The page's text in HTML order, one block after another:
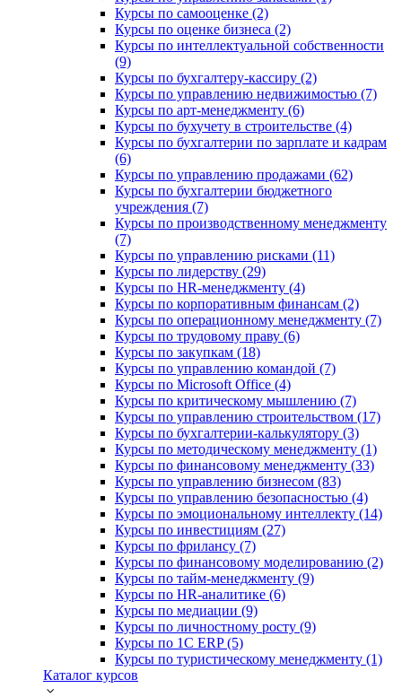
Курсы по самооценке (2)
Курсы по оценке бизнеса (2)
Курсы по интеллектуальной собственности
(9)
Курсы по бухгалтеру-кассиру (2)
Курсы по управлению недвижимостью (7)
Курсы по арт-менеджменту (6)
Курсы по бухучету в строительстве (4)
Курсы по бухгалтерии по зарплате и кадрам
(6)
Курсы по управлению продажами (62)
Курсы по бухгалтерии бюджетного
учреждения (7)
Курсы по производственному менеджменту
(7)
Курсы по управлению рисками (11)
Курсы по лидерству (29)
Курсы по HR-менеджменту (4)
Курсы по корпоративным финансам (2)
Курсы по операционному менеджменту (7)
Курсы по трудовому праву (6)
Курсы по закупкам (18)
Курсы по управлению командой (7)
Курсы по Microsoft Office (4)
Курсы по критическому мышлению (7)
Курсы по управлению строительством (17)
Курсы по бухгалтерии-калькулятору (3)
Курсы по методическому менеджменту (1)
Курсы по финансовому менеджменту (33)
Курсы по управлению бизнесом (83)
Курсы по управлению безопасностью (4)
Курсы по эмоциональному интеллекту (14)
Курсы по инвестициям (27)
Курсы по фрилансу (7)
Курсы по финансовому моделированию (2)
Курсы по тайм-менеджменту (9)
Курсы по HR-аналитике (6)
Курсы по медиации (9)
Курсы по личностному росту (9)
Курсы по 1С ERP (5)
Курсы по туристическому менеджменту (1)
Каталог курсов